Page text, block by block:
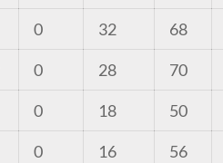
0 32 68
0 28 70
0 18 50
0 16 56